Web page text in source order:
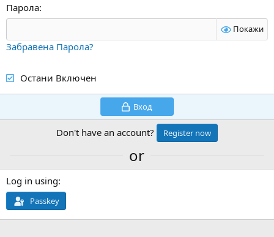
Парола
Покажи
Забравена Парола?
Остани Включен
Вход
Don't have an account? Register now
or
Log in using
Passkey